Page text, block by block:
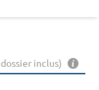
inclus)